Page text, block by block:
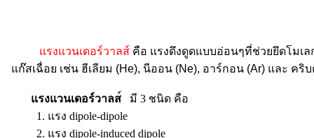
แรงแวนเดอร์วาลส์ คือ แรงดึงดูดแบบอ่อนๆที่ช่วยยึดโมเล
แก๊สเฉื่อย เช่น ฮีเลียม (He), นีออน (Ne), อาร์กอน (Ar) และ คริ
แรงแวนเดอร์วาลส
มี 3 ชนิด คือ
1. แรง dipole-dipole
2. แรง dipole-induced dipole